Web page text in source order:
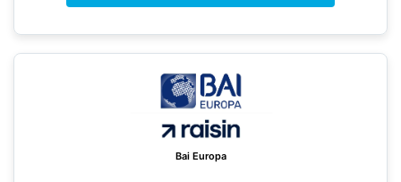
Bai Europa